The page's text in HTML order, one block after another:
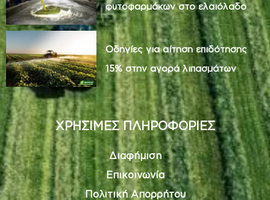
φυτοφαρμάκων στο ελαιόλαδο
Οδηγίες για αίτηση επιδότησης
15% στην αγορά λιπασμάτων
ΧΡΗΣΙΜΕΣ ΠΛΗΡΟΦΟΡΙΕΣ
Διαφήμιση
Επικοινωνία
Πολιτική Απορρήτου